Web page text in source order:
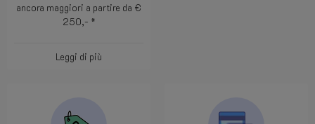
ancora maggiori a partire da €
250,- *
Leggi di più